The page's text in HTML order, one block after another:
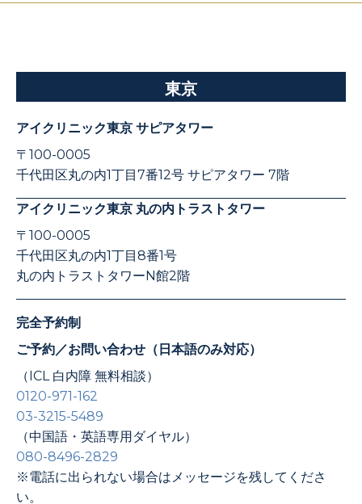
東京
アイクリニック東京 サピアタワー
〒100-0005
千代田区丸の内1丁目7番12号 サピアタワー 7階
アイクリニック東京 丸の内トラストタワー
〒100-0005
千代田区丸の内1丁目8番1号
丸の内トラストタワーN館2階
完全予約制
ご予約／お問い合わせ（日本語のみ対応）
（ICL 白内障 無料相談）
0120-971-162
03-3215-5489
（中国語・英語専用ダイヤル）
080-8496-2829
※電話に出られない場合はメッセージを残してくださ
い。